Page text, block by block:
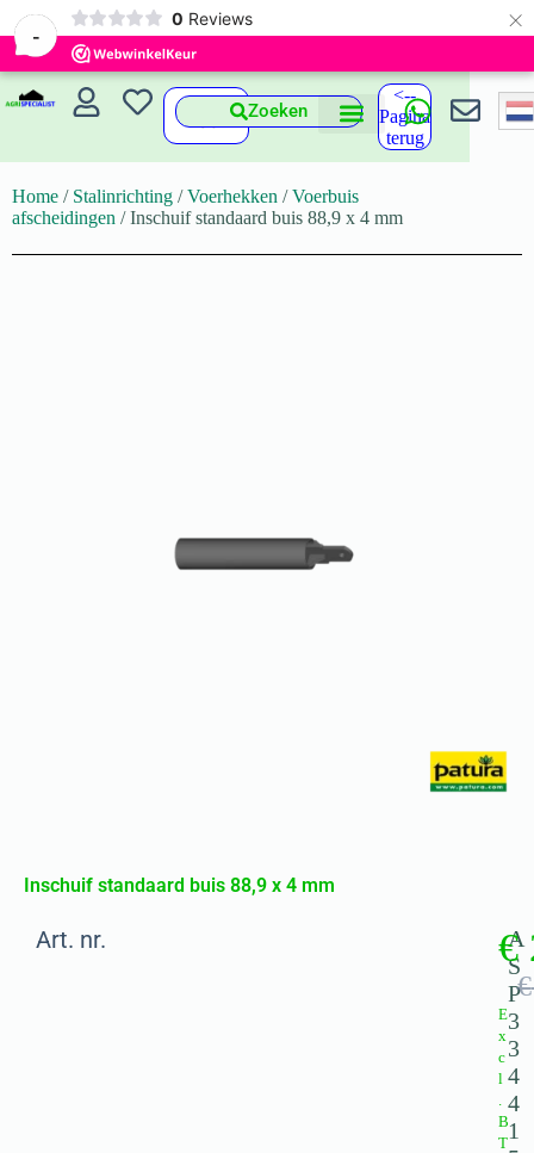
-
0 Reviews ×
Zoeken
<--
Pagina
terug
Home / Stalinrichting /Voerhekken /Voerbuis
afscheidingen / Inschuif standaard buis 88,9 x 4 mm
Inschuif standaard buis 88,9 x 4 mm
Art. nr.
A
S
P
3
3
4
4
1
€
€
E
x
c
l
.
B
T